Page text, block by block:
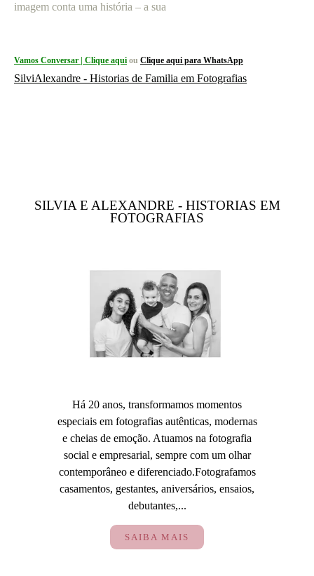
imagem conta uma história – a sua
Vamos Conversar | Clique aqui ou Clique aqui para WhatsApp
SilviAlexandre - Historias de Familia em Fotografias
SILVIA E ALEXANDRE - HISTORIAS EM
FOTOGRAFIAS
Há 20 anos, transformamos momentos
especiais em fotografias autênticas, modernas
e cheias de emoção. Atuamos na fotografia
social e empresarial, sempre com um olhar
contemporâneo e diferenciado.Fotografamos
casamentos, gestantes, aniversários, ensaios,
debutantes,...
SAIBA MAIS